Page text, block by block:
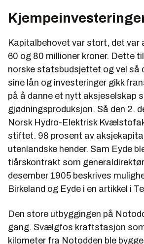
Kapitalbehovet var stort, det var
60 og 80 millioner kroner. Dette
norske statsbudsjettet og vel så
sine lån og investeringer gikk
på å danne et nytt aksjeselskap
gjødningsproduksjon. Så den 2.
Norsk Hydro-Elektrisk
stiftet. 98 prosent av
utenlandske hender. Sam Eyde
tiårskontrakt som
desember 1905 beskrives
Birkeland og Eyde i en artikkel i
Den store utbyggingen på
gang. Svælgfos kraftstasjon
kilometer fra Notodden ble